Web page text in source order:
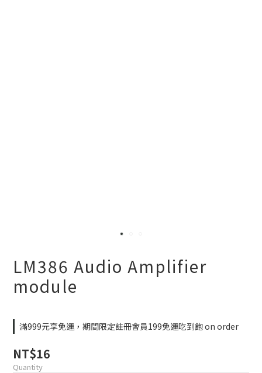
LM386 Audio Amplifier
module
滿999元享免運，期間限定註冊會員199免運吃到飽 on order
NT$16
Quantity